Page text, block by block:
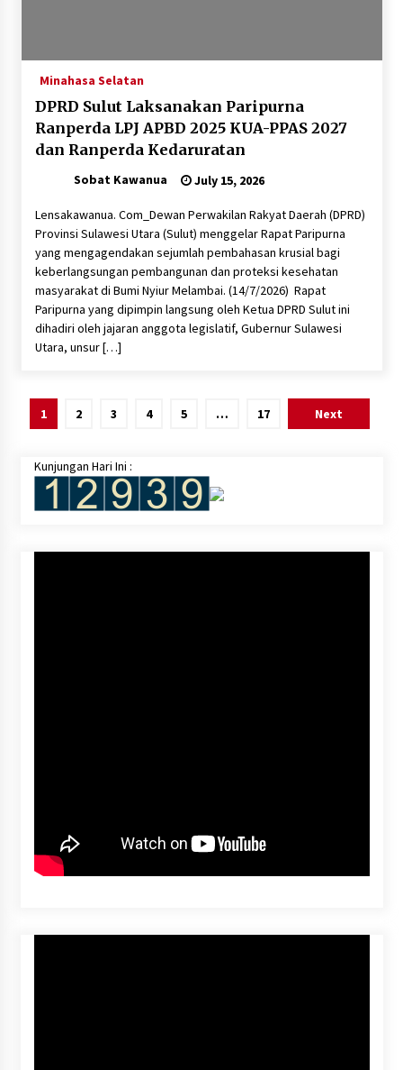
Minahasa Selatan
DPRD Sulut Laksanakan Paripurna
Ranperda LPJ APBD 2025 KUA-PPAS 2027
dan Ranperda Kedaruratan
Sobat Kawanua July 15, 2026
Lensakawanua. Com_Dewan Perwakilan Rakyat Daerah (DPRD)
Provinsi Sulawesi Utara (Sulut) menggelar Rapat Paripurna
yang mengagendakan sejumlah pembahasan krusial bagi
keberlangsungan pembangunan dan proteksi kesehatan
masyarakat di Bumi Nyiur Melambai. (14/7/2026) ​ Rapat
Paripurna yang dipimpin langsung oleh Ketua DPRD Sulut ini
dihadiri oleh jajaran anggota legislatif, Gubernur Sulawesi
Utara, unsur […]
Posts
1 2 3 4 5 … 17 Next
Kunjungan Hari Ini :